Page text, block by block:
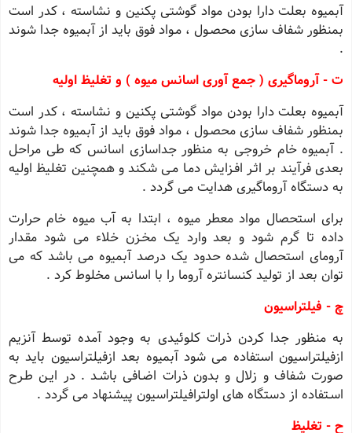
آبمیوه بعلت دارا بودن مواد گوشتی پکنین و نشاسته ، کدر است
بمنظور شفاف سازی محصـول ، مـواد فوق باید از آبمیوه جدا شوند
.
ت - آروماگیری ( جمع آوری اسانس میوه ) و تغلیظ اولیه
آبمیوه بعلت دارا بودن مواد گوشتی پکنین و نشاسته ، کدر است
بمنظور شفاف سازی محصـول ، مـواد فوق باید از آبمیوه جدا شوند
. آبمیوه خام خروجی به منظور جداسازی اسانس که طی مراحل
بعدی فرآیند بر اثـر افـزایش دمـا مـی شکند و همچنین تغلیظ اولیه
به دستگاه آروماگیری هدایت می گردد .
برای استحصال مواد معطر میوه ، ابتدا به آب میوه خام حرارت
داده تا گرم شود و بعد وارد یک مخـزن خلاء می شود مقدار
آرومای استحصال شده حدود یک درصد آبمیوه می باشد که می
توان بعد از تولید کنسانتره آروما را با اسانس مخلوط کرد .
چ - فیلتراسیون
به منظور جدا کردن ذرات کلوئیدی به وجود آمده توسط آنزیم
ازفیلتراسیون استفاده می شود آبمیوه بعد ازفیلتراسیون باید به
صورت شفاف و زلال و بدون ذرات اضـافی باشـد . در ایـن طـرح
اسـتفاده از دستگاه های اولترافیلتراسیون پیشنهاد می گردد .
ح - تغلیظ